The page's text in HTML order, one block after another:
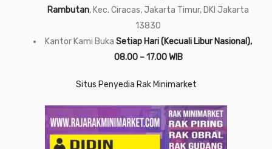
Rambutan, Kec. Ciracas, Jakarta Timur, DKI Jakarta
13830
Kantor Kami Buka Setiap Hari (Kecuali Libur Nasional),
08.00 – 17.00 WIB
Situs Penyedia Rak Minimarket